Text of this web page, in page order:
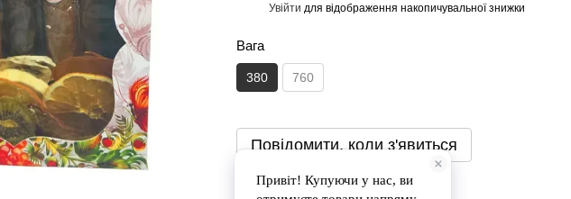
Увійти для відображення накопичувальної знижки
Вага
380 760
Повідомити, коли з'явиться
Доставка Оплата